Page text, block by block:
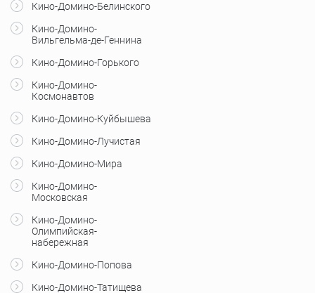
Кино-Домино-Белинского
Кино-Домино-
Вильгельма-де-Геннина
Кино-Домино-Горького
Кино-Домино-
Космонавтов
Кино-Домино-Куйбышева
Кино-Домино-Лучистая
Кино-Домино-Мира
Кино-Домино-
Московская
Кино-Домино-
Олимпийская-
набережная
Кино-Домино-Попова
Кино-Домино-Татищева